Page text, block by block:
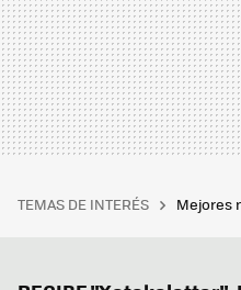
TEMAS DE INTERÉS Mejores